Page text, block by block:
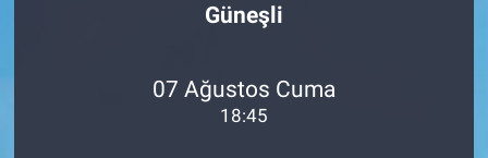
Güneşli
07 Ağustos Cuma
18:45